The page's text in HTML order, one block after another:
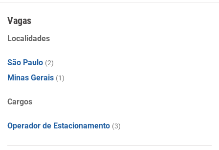
Vagas
Localidades
São Paulo (2)
Minas Gerais (1)
Cargos
Operador de Estacionamento (3)